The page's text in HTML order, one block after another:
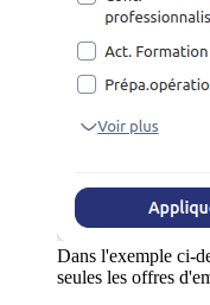
Dans l'exemple ci-
seules les offres